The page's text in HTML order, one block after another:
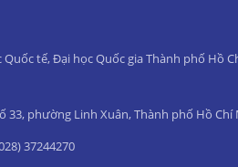
tế, Đại học Quốc gia Thành phố Hồ
33, phường Linh Xuân, Thành phố Hồ Chí
37244270